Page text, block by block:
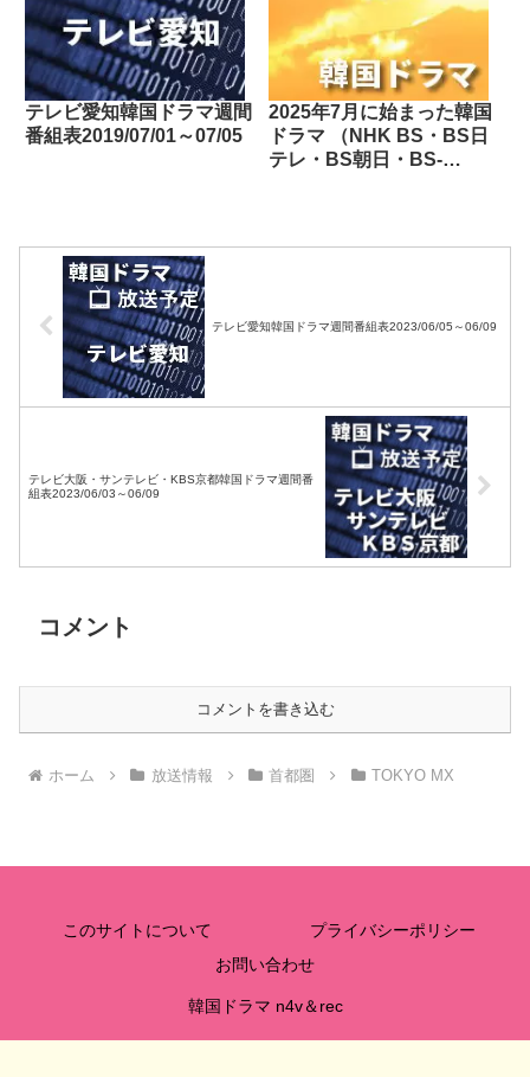
テレビ愛知韓国ドラマ週間
番組表2019/07/01～07/05
2025年7月に始まった韓国
ドラマ （NHK BS・BS日
テレ・BS朝日・BS-
玉・チバテレ・テレビ神奈
知・テレビ北海道）
テレビ愛知韓国ドラマ週間番組表2023/06/05～06/09
テレビ大阪・サンテレビ・KBS京都韓国ドラマ週間番
組表2023/06/03～06/09
コメント
コメントを書き込む
ホーム 放送情報 首都圏 TOKYO MX
このサイトについて
プライバシーポリシー
お問い合わせ
韓国ドラマ n4v＆rec